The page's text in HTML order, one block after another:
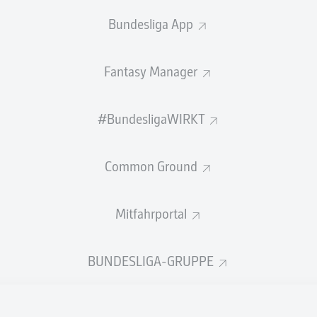
Bundesliga App
Fantasy Manager
#BundesligaWIRKT
Common Ground
Mitfahrportal
BUNDESLIGA-GRUPPE
für den Club. Mit seiner Mannschaft gelang ihm zweimal der